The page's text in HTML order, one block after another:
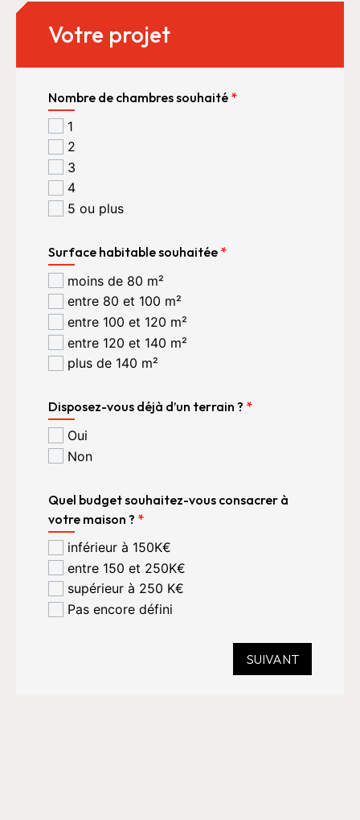
Votre projet
Nombre de chambres souhaité *
1
2
3
4
5 ou plus
Surface habitable souhaitée *
moins de 80 m²
entre 80 et 100 m²
entre 100 et 120 m²
entre 120 et 140 m²
plus de 140 m²
Disposez-vous déjà d’un terrain ? *
Oui
Non
Quel budget souhaitez-vous consacrer à
votre maison ? *
inférieur à 150K€
entre 150 et 250K€
supérieur à 250 K€
Pas encore défini
SUIVANT